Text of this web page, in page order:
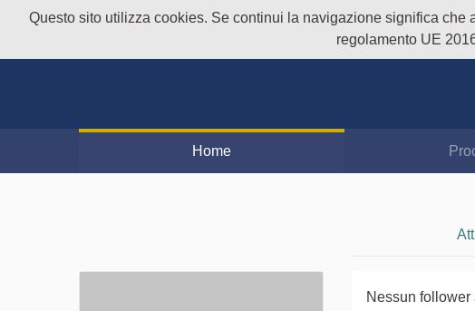
Questo sito utilizza cookies. Se continui la navigazione significa
regolamento UE
Home
Nessun follower